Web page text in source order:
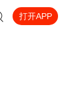
打开APP